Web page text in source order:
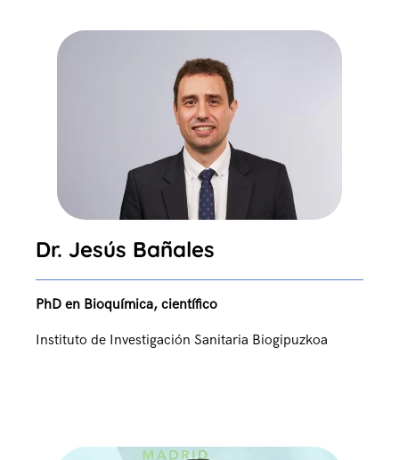
Dr. Jesús Bañales
PhD en Bioquímica, científico
Instituto de Investigación Sanitaria Biogipuzkoa